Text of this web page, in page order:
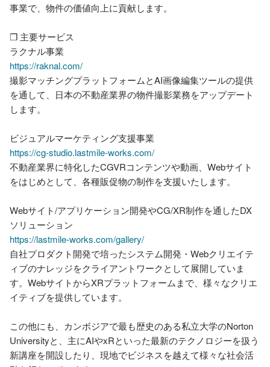
事業で、物件の価値向上に貢献します。
❐ 主要サービス
https://raknal.com/
撮影マッチングプラットフォームとAI画像編集ツールの提供
を通して、日本の不動産業界の物件撮影業務をアップデート
します。
https://cg-studio.lastmile-works.com/
不動産業界に特化したCGVRコンテンツや動画、Webサイト
をはじめとして、各種販促物の制作を支援いたします。
Webサイト/アプリケーション開発やCG/XR制作を通したDX
https://lastmile-works.com/gallery/
自社プロダクト開発で培ったシステム開発・Webクリエイテ
ィブのナレッジをクライアントワークとして展開していま
す。WebサイトからXRプラットフォームまで、様々なクリエ
イティブを提供しています。
この他にも、カンボジアで最も歴史のある私立大学のNorton
Universityと、主にAIやxRといった最新のテクノロジーを扱う
新講座を開設したり、現地でビジネスを越えて様々な社会活